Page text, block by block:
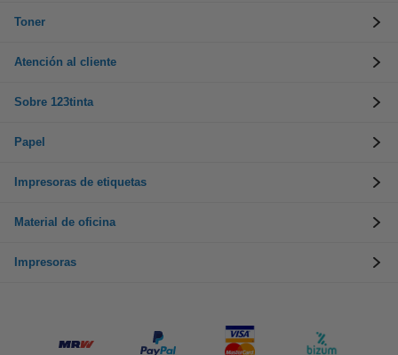
Toner
Atención al cliente
Sobre 123tinta
Papel
Impresoras de etiquetas
Material de oficina
Impresoras